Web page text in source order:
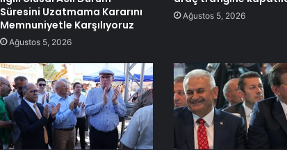
Süresini Uzatmama Kararını
Memnuniyetle Karşılıyoruz
Ağustos 5, 2026
Ağustos 5, 2026